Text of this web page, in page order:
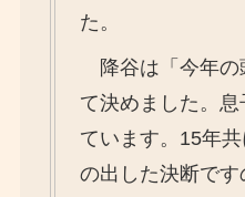
た。
降谷は「今年の
て決めました。
ています。15年
の出した決断で